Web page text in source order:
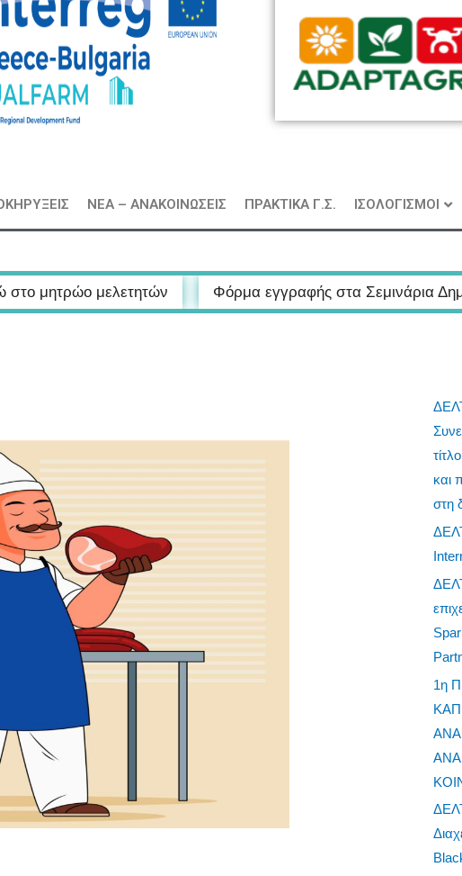
ΝΕΑ – ΑΝΑΚΟΙΝΩΣΕΙΣ ΠΡΑΚΤΙΚΑ Γ.Σ. ΙΣΟΛΟΓΙΣΜΟΙ
Φόρμα εγγραφής στα Σεμινάρια Δημιουργικού
και
στη
1η
ΚΑΠ